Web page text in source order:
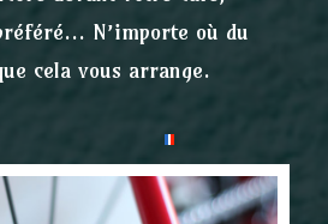
N’importe où du
cela vous arrange.